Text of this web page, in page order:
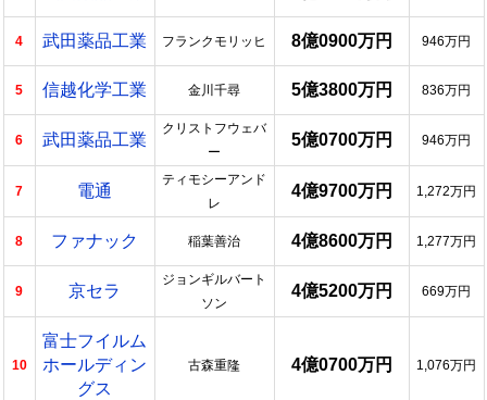
4 武田薬品工業 フランクモリッヒ 8億0900万円 946万円
5 信越化学工業 金川千尋 5億3800万円 836万円
6 武田薬品工業
クリストフウェバ
ー
5億0700万円 946万円
7 電通
ティモシーアンド
レ
4億9700万円 1,272万円
8 ファナック 稲葉善治 4億8600万円 1,277万円
9 京セラ
ジョンギルバート
ソン
4億5200万円 669万円
10
富士フイルム
ホールディン
グス
古森重隆 4億0700万円 1,076万円